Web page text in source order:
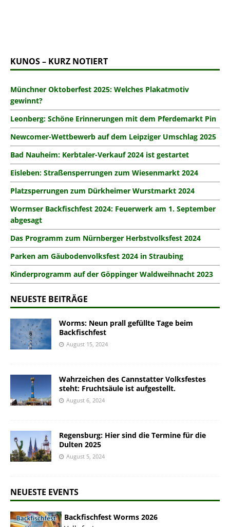
KUNOS – KURZ NOTIERT
Münchner Oktoberfest 2025: Welches Plakatmotiv
gewinnt?
Leonberg: Schöne Erinnerungen mit dem Pferdemarkt Pin
Newcomer-Wettbewerb auf dem Leipziger Umschlag 2025
Bad Nauheim: Kerbtaler-Verkauf 2024 ist gestartet
Eisleben: Straßensperrungen zum Wiesenmarkt 2024
Platzsperrungen zum Dürkheimer Wurstmarkt 2024
Wormser Backfischfest 2024: Feuerwerk am 1. September
abgesagt
Das Programm zum Nürnberger Herbstvolksfest 2024
Parken am Gäubodenvolksfest 2024 in Straubing
Kinderprogramm auf der Göppinger Waldweihnacht 2023
NEUESTE BEITRÄGE
Worms: Neun prall gefüllte Tage beim
Backfischfest
August 15, 2024
Wahrzeichen des Cannstatter Volksfestes
steht: Fruchtsäule ist aufgestellt.
August 6, 2024
Regensburg: Hier sind die Termine für die
Dulten 2025
August 5, 2024
NEUESTE EVENTS
Backfischfest Worms 2026